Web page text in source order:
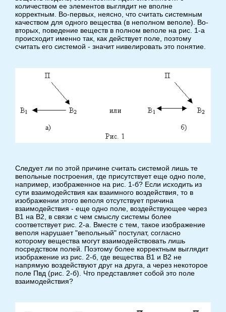
количеством ее элементов выглядит не вполне
корректным. Во-первых, неясно, что считать системным
качеством для одного вещества (в неполном веполе). Во-
вторых, поведение веществ в полном веполе на рис. 1-а
происходит именно так, как действует поле, поэтому
считать его системой - значит нивелировать это понятие.
Следует ли по этой причине считать системой лишь те
вепольные построения, где присутствует еще одно поле,
например, изображенное на рис. 1-б? Если исходить из
сути взаимодействия как взаимного воздействия, то в
изображении этого веполя отсутствует причина
взаимодействия - еще одно поле, воздействующее через
В1 на В2, в связи с чем смыслу системы более
соответствует рис. 2-а. Вместе с тем, такое изображение
веполя нарушает "вепольный" постулат, согласно
которому вещества могут взаимодействовать лишь
посредством полей. Поэтому более корректным выглядит
изображение из рис. 2-б, где вещества В1 и В2 не
напрямую воздействуют друг на друга, а через некоторое
поле Пвд (рис. 2-б). Что представляет собой это поле
взаимодействия?